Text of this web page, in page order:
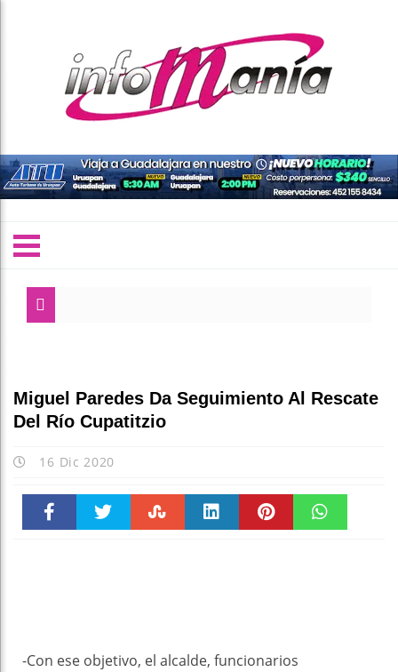
Miguel Paredes Da Seguimiento Al Rescate
Del Río Cupatitzio
16 Dic 2020
-Con ese objetivo, el alcalde, funcionarios